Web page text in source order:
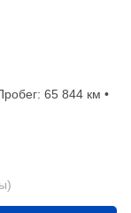
65 844 км •